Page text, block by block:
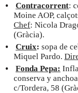
Contracorrent:
Moine AOP,
Chef: Nicola
(Gràcia).
Cruix: sopa de
Miquel Pardo.
Fonda Pepa:
conserva y
c/Tordera, 58